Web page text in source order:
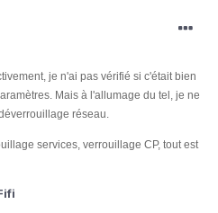
je n'ai pas vérifié si c'était bien
Mais à l'allumage du tel, je ne
réseau.
services, verrouillage CP, tout est